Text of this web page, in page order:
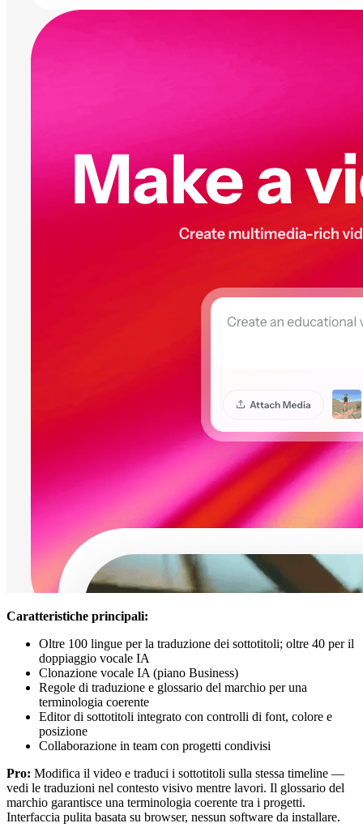
Caratteristiche principali:
Oltre 100 lingue per la traduzione dei sottotitoli; oltre 40 per il
doppiaggio vocale IA
Clonazione vocale IA (piano Business)
Regole di traduzione e glossario del marchio per una
terminologia coerente
Editor di sottotitoli integrato con controlli di font, colore e
posizione
Collaborazione in team con progetti condivisi
Pro: Modifica il video e traduci i sottotitoli sulla stessa timeline —
vedi le traduzioni nel contesto visivo mentre lavori. Il glossario del
marchio garantisce una terminologia coerente tra i progetti.
Interfaccia pulita basata su browser, nessun software da installare.